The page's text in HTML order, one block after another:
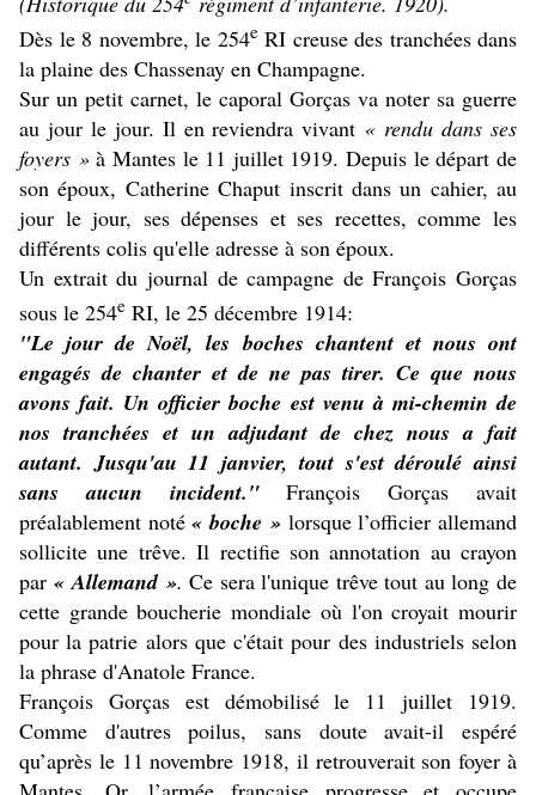
Dès le 8 novembre, le 254eRI creuse des tranchées dans
la plaine des Chassenay en Champagne.
Sur un petit carnet, le caporal Gorças va noter sa guerre
au jour le jour. Il en reviendra vivant « rendu dans ses
foyers »à Mantes le 11 juillet 1919. Depuis le départ de
son époux, Catherine Chaput inscrit dans un cahier, au
jour le jour, ses dépenses et ses recettes, comme les
différents colis qu'elle adresse à son époux.
Un extrait du journal de campagne de François Gorças
sous le 254e RI, le 25 décembre 1914:
"Le jour de Noël, les boches chantent et nous ont
engagés de chanter et de ne pas tirer. Ce que nous
avons fait. Un officier boche est venu à mi-chemin de
nos tranchées et un adjudant de chez nous a fait
autant. Jusqu'au 11 janvier, tout s'est déroulé ainsi
sans aucun incident."François Gorças avait
préalablement noté« boche »lorsque l’officier allemand
sollicite une trêve. Il rectifie son annotation au crayon
par « Allemand ». Ce sera l'unique trêve tout au long de
cette grande boucherie mondiale où l'on croyait mourir
pour la patrie alors que c'était pour des industriels selon
la phrase d'Anatole France.
François Gorças est démobilisé le 11 juillet 1919.
Comme d'autres poilus, sans doute avait-il espéré
qu’après le 11 novembre 1918, il retrouverait son foyer à